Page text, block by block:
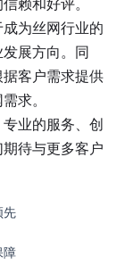
赖和好评。
为丝网行业的
展方向。同
客户需求提供
求。
业的服务、创
待与更多客户
先
障